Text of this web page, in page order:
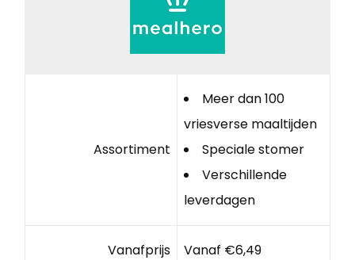
Assortiment
Meer dan 100
vriesverse maaltijden
Speciale stomer
Verschillende
leverdagen
Vanafprijs Vanaf €6,49